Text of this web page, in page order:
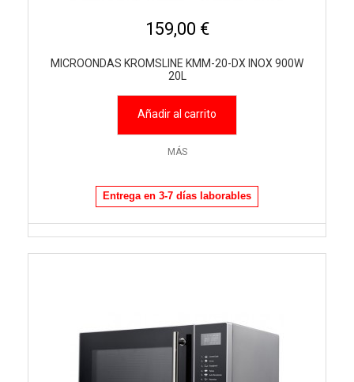
159,00 €
MICROONDAS KROMSLINE KMM-20-DX INOX 900W
20L
Añadir al carrito
MÁS
Entrega en 3-7 días laborables